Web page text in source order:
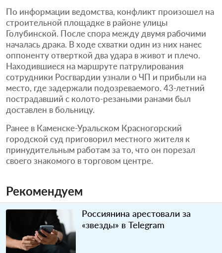
По информации ведомства, конфликт произошел на
строительной площадке в районе улицы
Голубинской. После спора между двумя рабочими
началась драка. В ходе схватки один из них нанес
оппоненту отверткой два удара в живот и плечо.
Находившиеся на маршруте патрулирования
сотрудники Росгвардии узнали о ЧП и прибыли на
место, где задержали подозреваемого. 43-летний
пострадавший с колото-резаными ранами был
доставлен в больницу.
Ранее в Каменске-Уральском Красногорский
городской суд приговорил местного жителя к
принудительным работам за то, что он порезал
своего знакомого в торговом центре.
Рекомендуем
Россиянина арестовали за
«звезды» в Telegram